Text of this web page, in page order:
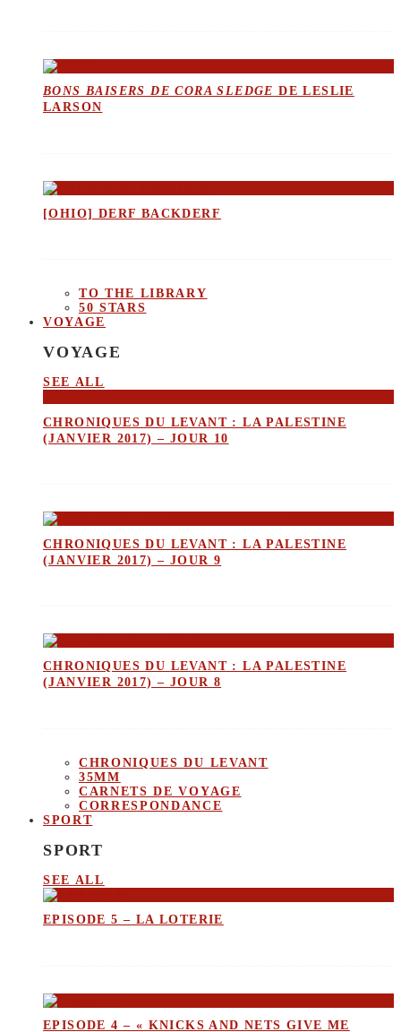
BONS BAISERS DE CORA SLEDGE DE LESLIE
LARSON
[OHIO] DERF BACKDERF
TO THE LIBRARY
50 STARS
VOYAGE
VOYAGE
SEE ALL
CHRONIQUES DU LEVANT : LA PALESTINE
(JANVIER 2017) – JOUR 10
CHRONIQUES DU LEVANT : LA PALESTINE
(JANVIER 2017) – JOUR 9
CHRONIQUES DU LEVANT : LA PALESTINE
(JANVIER 2017) – JOUR 8
CHRONIQUES DU LEVANT
35MM
CARNETS DE VOYAGE
CORRESPONDANCE
SPORT
SPORT
SEE ALL
EPISODE 5 – LA LOTERIE
EPISODE 4 – « KNICKS AND NETS GIVE ME